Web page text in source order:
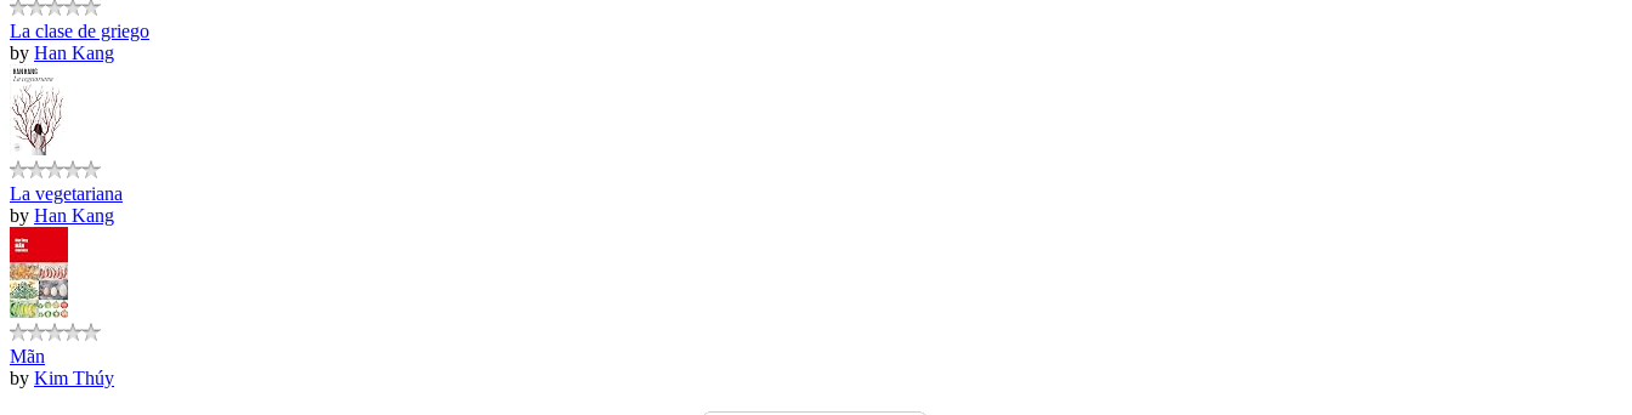
La clase de griego
by Han Kang
La vegetariana
by Han Kang
Mãn
by Kim Thúy